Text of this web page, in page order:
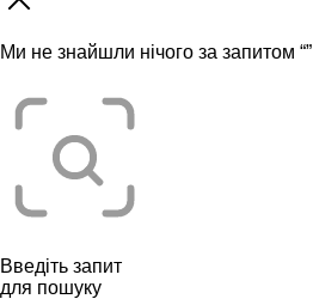
Ми не знайшли нічого за запитом “”
Введіть запит
для пошуку